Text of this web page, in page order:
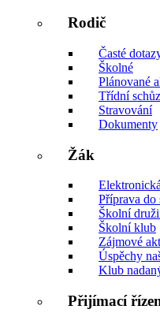
Rodič
Časté
Školné
Plánované
Třídní
Stravování
Dokumenty
Žák
Příprava do
Školní
Školní klub
Zájmové
Úspěchy
Klub
Přijímací